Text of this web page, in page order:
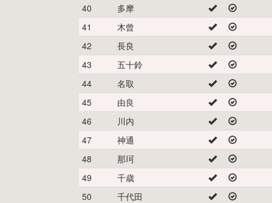
40
多摩
41
木曾
42
長良
43
五十鈴
44
名取
45
由良
46
川内
47
神通
48
那珂
49
千歳
50
千代田